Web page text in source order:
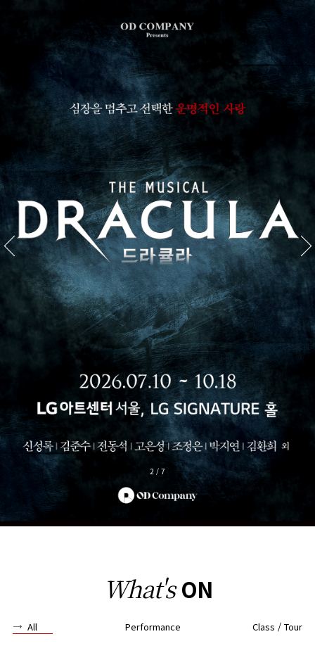
다음배
너공연
명
이전배
너공연
2 / 7
What's ON
All Performance Class / Tour